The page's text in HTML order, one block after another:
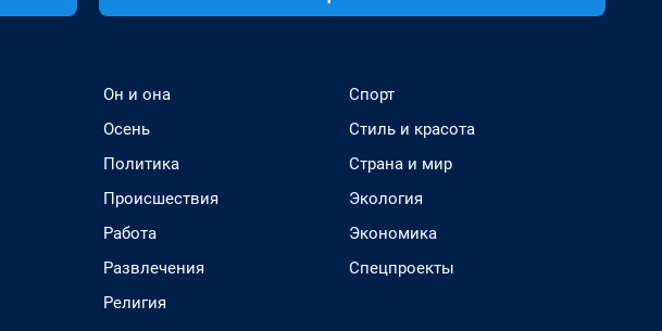
Он и она
Осень
Политика
Происшествия
Работа
Развлечения
Религия
Спорт
Стиль и красота
Страна и мир
Экология
Экономика
Спецпроекты